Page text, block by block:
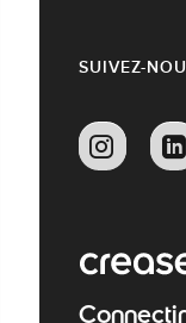
SUIVEZ-